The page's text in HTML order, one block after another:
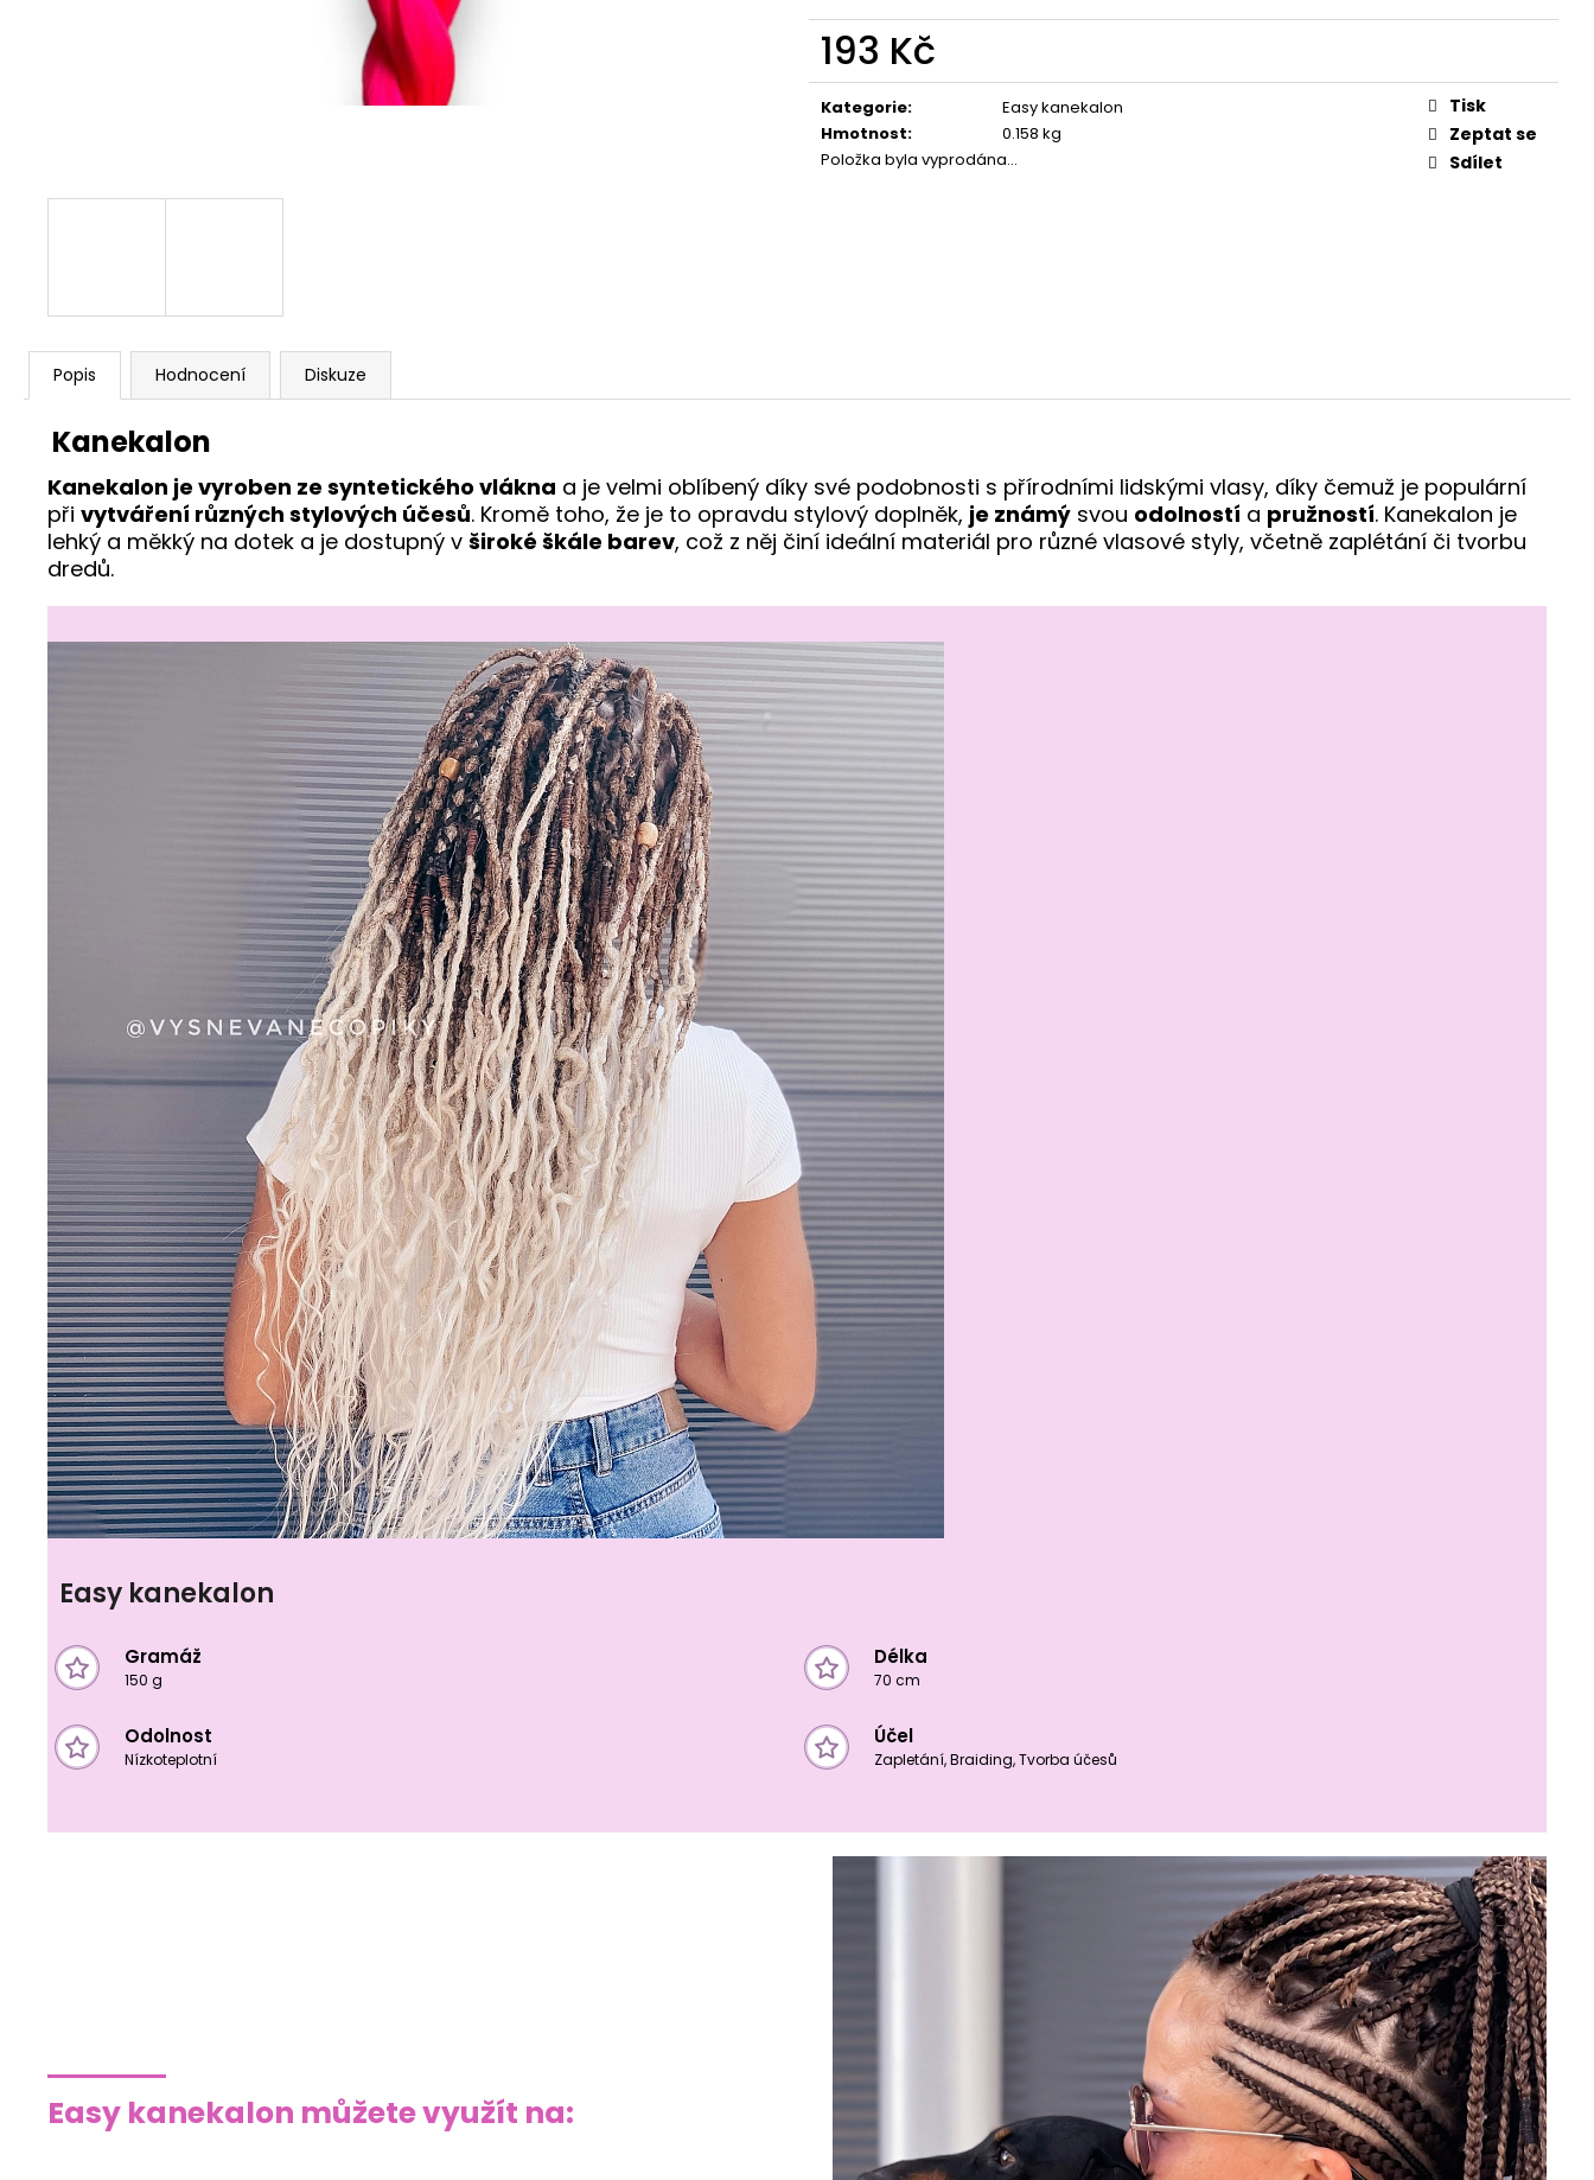
193 Kč
Měrná
cena:
Kategorie:
Easy kanekalon
Hmotnost:
0.158 kg
Položka byla vyprodána…
Tisk
Zeptat se
Sdílet
Popis Hodnocení Diskuze
Kanekalon
Kanekalon je vyroben ze syntetického vlákna a je velmi oblíbený díky své podobnosti s přírodními lidskými vlasy, díky čemuž je populární
při vytváření různých stylových účesů. Kromě toho, že je to opravdu stylový doplněk, je známý svou odolností a pružností. Kanekalon je
lehký a měkký na dotek a je dostupný v široké škále barev, což z něj činí ideální materiál pro různé vlasové styly, včetně zaplétání či tvorbu
dredů.
Easy kanekalon
Gramáž
150 g
Délka
70 cm
Odolnost
Nízkoteplotní
Účel
Zapletání, Braiding, Tvorba účesů
Easy kanekalon můžete využít na: